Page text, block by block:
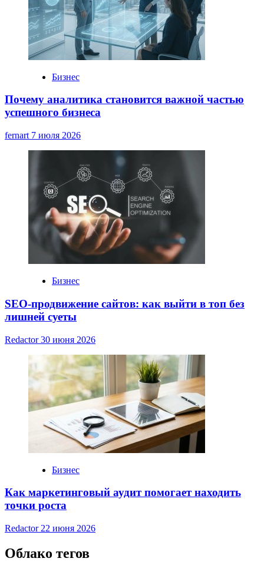
Бизнес
Почему аналитика становится важной частью
успешного бизнеса
fernart 7 июля 2026
Бизнес
SEO-продвижение сайтов: как выйти в топ без
лишней суеты
Redactor30 июня 2026
Бизнес
Как маркетинговый аудит помогает находить
точки роста
Redactor 22 июня 2026
Облако тегов